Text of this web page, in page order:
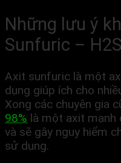
Những lưu ý
Sunfuric –
Axit sunfuric là một
dụng giúp ích cho
Xong các chuyên gia
98% là một axit mạnh
và sẽ gây nguy hiểm
sử dụng.